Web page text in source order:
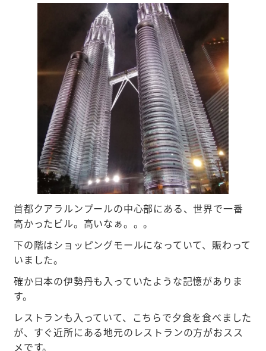
首都クアラルンプールの中心部にある、世界で一番
高かったビル。高いなぁ。。。
下の階はショッピングモールになっていて、賑わって
いました。
確か日本の伊勢丹も入っていたような記憶がありま
す。
レストランも入っていて、こちらで夕食を食べました
が、すぐ近所にある地元のレストランの方がおスス
メです。